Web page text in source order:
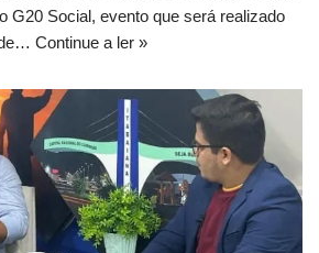
G20 Social, evento que será realizado
Continue a ler »